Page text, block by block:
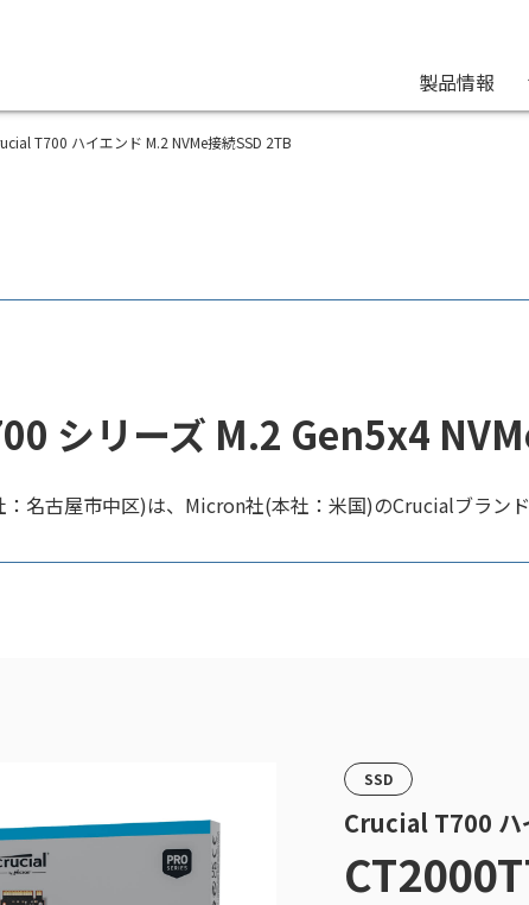
製品情報
T700 ハイエンド M.2 NVMe接続SSD 2TB
シリーズ M.2 Gen5x4
名古屋市中区)は、Micron社(本社：米国)のCrucialブラン
SSD
Crucial T700 ハ